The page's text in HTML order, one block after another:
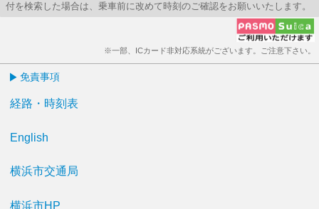
付を検索した場合は、乗車前に改めて時刻のご確認をお願いいたします。
※一部、ICカード非対応系統がございます。ご注意下さい。
免責事項
経路・時刻表
English
横浜市交通局
横浜市HP